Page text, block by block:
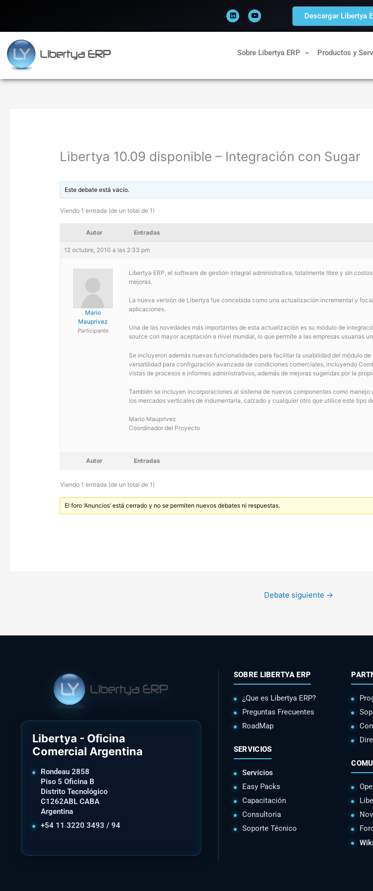
i
n
k
e
o
u
t
u
Descargar Libertya
Sobre Libertya ERP Productos y
Libertya 10.09 disponible – Integración con Sugar
Este debate está vacío.
Viendo 1 entrada (de un total de 1)
Autor Entradas
12 octubre, 2010 a las 2:33 pm
Mario
Mauprivez
Participante
Libertya ERP, el software de gestión integral administrativa, totalmente libre y sin
mejoras.
La nueva versión de Libertya fue concebida como una actualización incremental y
aplicaciones.
Una de las novedades más importantes de esta actualización es su módulo de
source con mayor aceptación a nivel mundial, lo que permite a las empresas usuarias
Se incluyeron además nuevas funcionalidades para facilitar la usabilidad del módulo
versatilidad para configuración avanzada de condiciones comerciales, incluyendo
vistas de procesos e informes administrativos, además de mejoras sugeridas por la
También se incluyen incorporaciones al sistema de nuevos componentes como
los mercados verticales de indumentaria, calzado y cualquier otro que utilice este tipo
Mario Mauprivez
Coordinador del Proyecto
Autor Entradas
Viendo 1 entrada (de un total de 1)
El foro ‘Anuncios’ está cerrado y no se permiten nuevos debates ni respuestas.
Debate siguiente →
Libertya - Oficina
Comercial Argentina
Rondeau 2858
Piso 5 Oficina B
Distrito Tecnológico
C1262ABL CABA
Argentina
+54 11 3220 3493 / 94
SOBRE LIBERTYA ERP
¿Que es Libertya ERP?
Preguntas Frecuentes
RoadMap
SERVICIOS
Servicios
Easy Packs
Capacitación
Consultoria
Soporte Técnico